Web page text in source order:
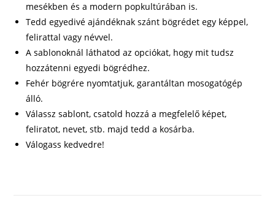
mesékben és a modern popkultúrában is.
Tedd egyedivé ajándéknak szánt bögrédet egy képpel,
felirattal vagy névvel.
A sablonoknál láthatod az opciókat, hogy mit tudsz
hozzátenni egyedi bögrédhez.
Fehér bögrére nyomtatjuk, garantáltan mosogatógép
álló.
Válassz sablont, csatold hozzá a megfelelő képet,
feliratot, nevet, stb. majd tedd a kosárba.
Válogass kedvedre!